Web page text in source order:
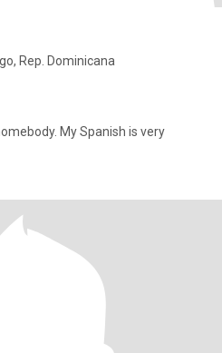
Rep. Dominicana
My Spanish is very